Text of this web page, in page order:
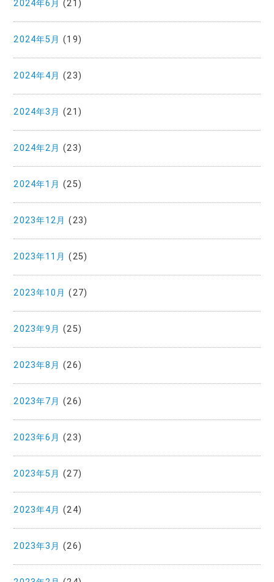
2024年6月 (21)
2024年5月 (19)
2024年4月 (23)
2024年3月 (21)
2024年2月 (23)
2024年1月 (25)
2023年12月 (23)
2023年11月 (25)
2023年10月 (27)
2023年9月 (25)
2023年8月 (26)
2023年7月 (26)
2023年6月 (23)
2023年5月 (27)
2023年4月 (24)
2023年3月 (26)